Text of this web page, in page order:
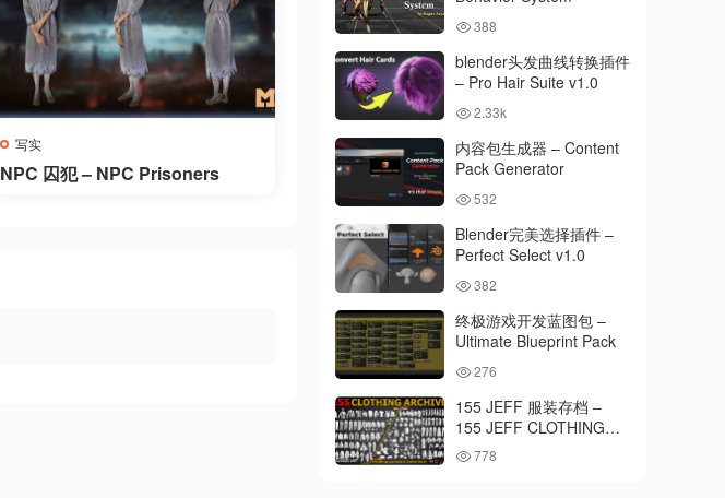
写实
NPC 囚犯 – NPC Prisoners
388
blender头发曲线转换插件
– Pro Hair Suite v1.0
2.33k
内容包生成器 – Content
Pack Generator
532
Blender完美选择插件 –
Perfect Select v1.0
382
终极游戏开发蓝图包 –
Ultimate Blueprint Pack
276
155 JEFF 服装存档 –
155 JEFF CLOTHING
ARCHIVE
778